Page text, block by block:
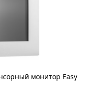
монитор Easy